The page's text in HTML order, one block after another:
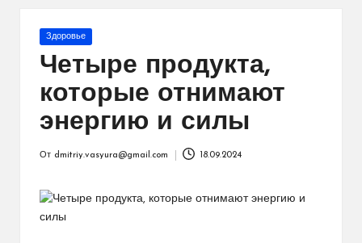
Опубликовано
Здоровье
Четыре продукта,
которые отнимают
энергию и силы
От dmitriy.vasyura@gmail.com 18.09.2024